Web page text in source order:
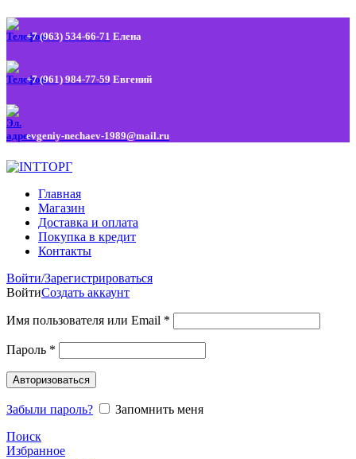
+7 (963) 534-66-71 Елена
+7 (961) 984-77-59 Евгений
evgeniy-nechaev-1989@mail.ru
Главная
Магазин
Доставка и оплата
Покупка в кредит
Контакты
Войти/Зарегистрироваться
ВойтиСоздать аккаунт
Имя пользователя или Email *
Пароль *
Авторизоваться
Забыли пароль?
Запомнить меня
Поиск
Избранное